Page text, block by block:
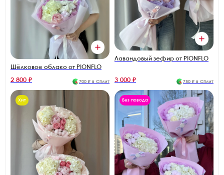
Шёлковое облако от PIONFLO
2 800 ₽ 700 ₽ в Сплит
Лавандовый зефир от PIONFLO
3 000 ₽ 750 ₽ в Сплит
Хит Без повода